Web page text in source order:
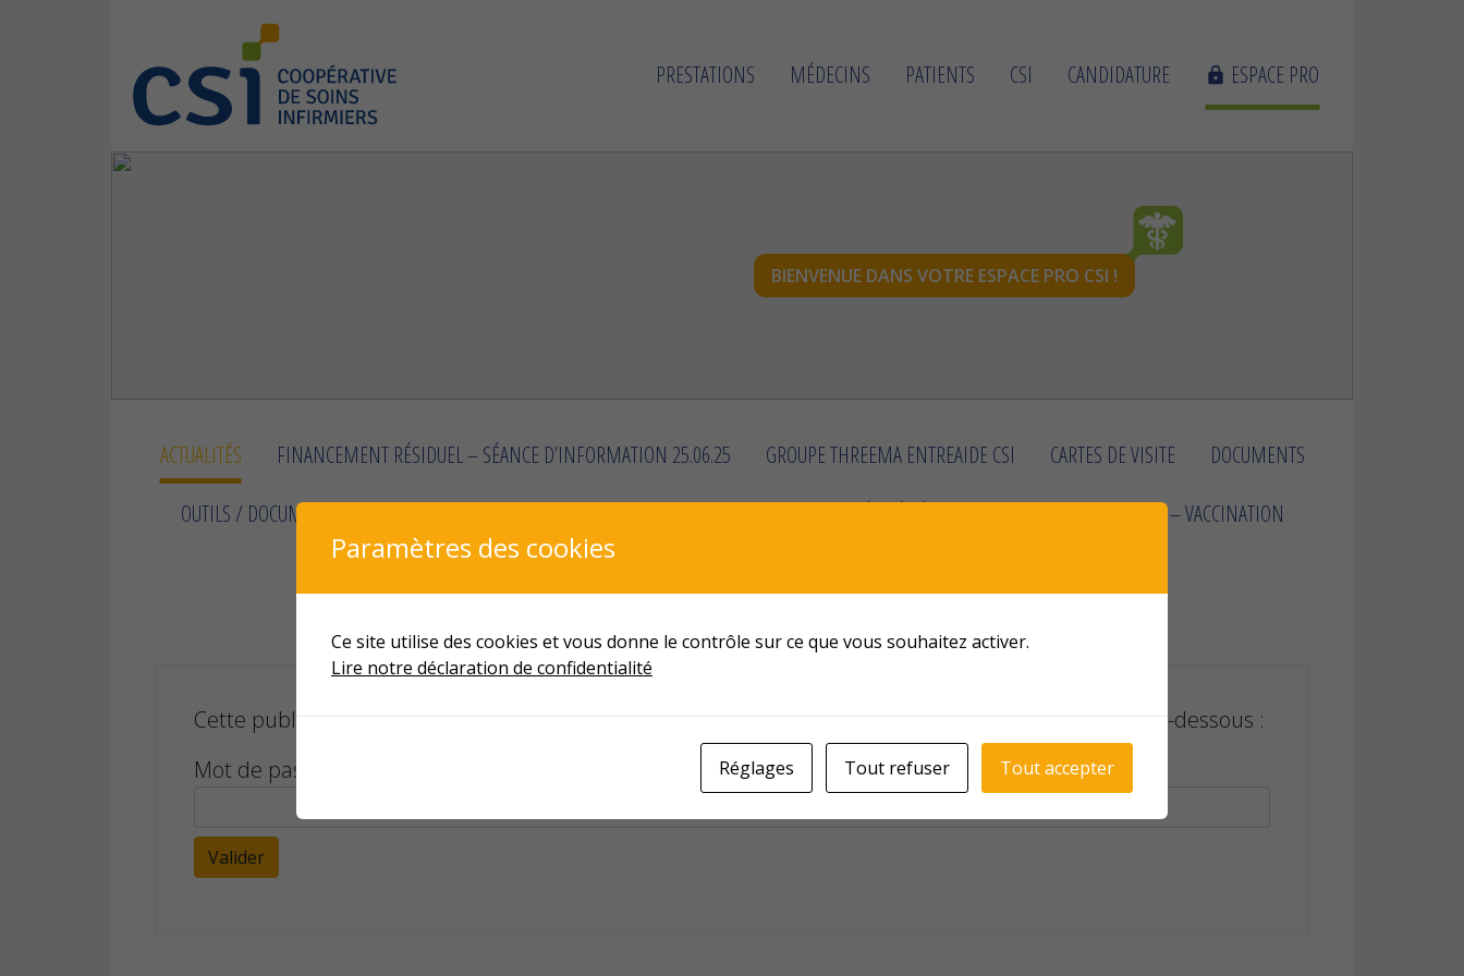
PRESTATIONS MÉDECINS PATIENTS CSI CANDIDATURE lock ESPACE PRO
BIENVENUE DANS VOTRE ESPACE PRO CSI !
ACTUALITÉS FINANCEMENT RÉSIDUEL – SÉANCE D’INFORMATION 25.06.25 GROUPE THREEMA ENTREAIDE CSI CARTES DE VISITE
DOCUMENTS
OUTILS / DOCUMENTS INFIRMIERS
VIRUS HIVERNAUX – VACCINATION
Cette publication est protégée par un mot de passe. Pour la voir, veuillez saisir votre mot de passe ci-dessous :
Mot de passe :
Paramètres des cookies
Ce site utilise des cookies et vous donne le contrôle sur ce que vous souhaitez activer.
Lire notre déclaration de confidentialité
Réglages Tout refuser Tout accepter